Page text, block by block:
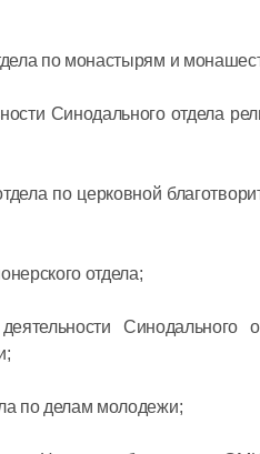
по монастырям и
Синодального отдела
по церковной
отдела;
Синодального
по делам молодежи;
языку
06 июля в 12:00
Церковь
за имя